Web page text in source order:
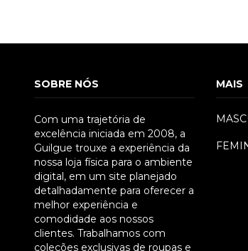
P M G GG XXG
SOBRE NÓS
Com uma trajetória de
excelência iniciada em 2008, a
Guilgue trouxe a experiência da
nossa loja física para o ambiente
digital, em um site planejado
detalhadamente para oferecer a
melhor experiência e
comodidade aos nossos
clientes. Trabalhamos com
coleções exclusivas de roupas e
MAIS